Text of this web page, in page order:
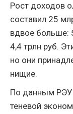
Рост доходов
составил 25
вдвое больше:
4,4 трлн руб.
но они
нищие.
По данным РЭУ
теневой